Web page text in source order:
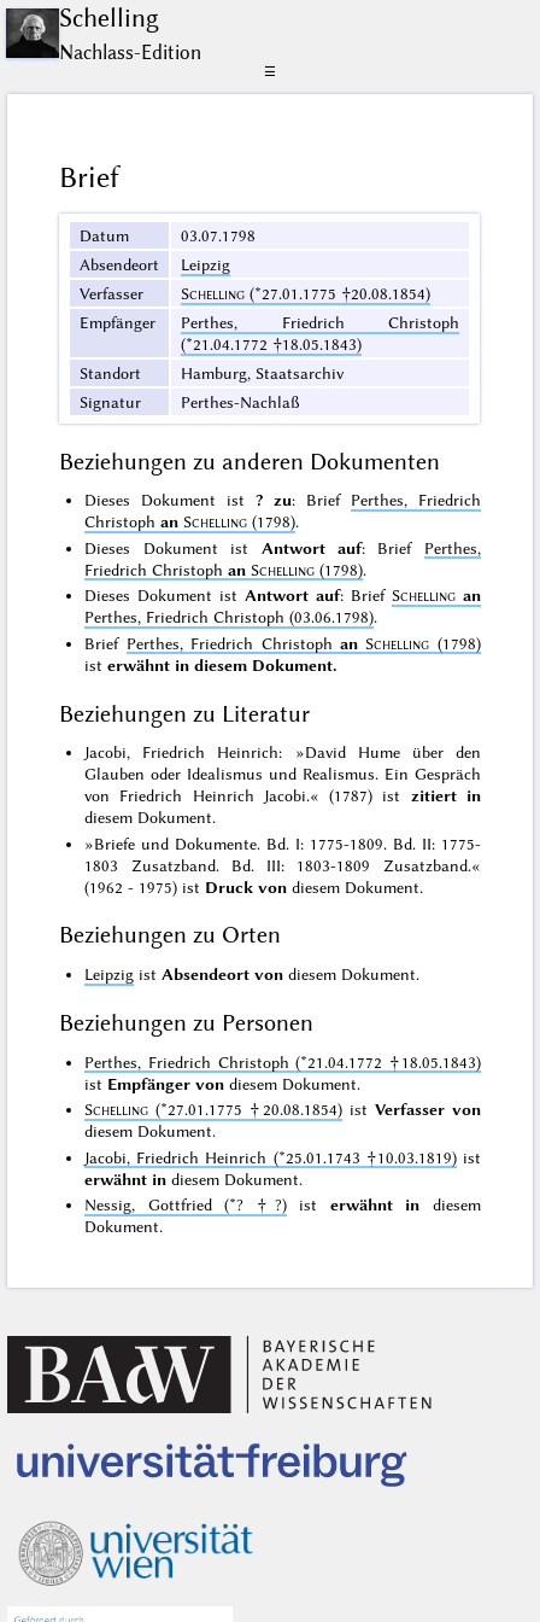
Schelling
Nachlass-Edition
☰
Brief
Datum
03.07.1798
Absendeort
Leipzig
Verfasser
Schelling (*27.01.1775 †20.08.1854)
Empfänger
Perthes, Friedrich Christoph
(*21.04.1772 †18.05.1843)
Standort
Hamburg, Staatsarchiv
Signatur
Perthes-Nachlaß
Beziehungen zu anderen Dokumenten
Dieses Dokument ist ? zu: Brief Perthes, Friedrich
Christophan Schelling (1798).
Dieses Dokument ist Antwort auf: Brief Perthes,
Friedrich Christophan Schelling (1798).
Dieses Dokument istAntwort auf: Brief Schelling an
Perthes, Friedrich Christoph (03.06.1798).
Brief Perthes, Friedrich Christoph an Schelling (1798)
isterwähnt in diesem Dokument.
Beziehungen zu Literatur
Jacobi, Friedrich Heinrich: »David Hume über den
Glauben oder Idealismus und Realismus. Ein Gespräch
von Friedrich Heinrich Jacobi.« (1787) ist zitiert in
diesem Dokument.
»Briefe und Dokumente. Bd. I: 1775-1809. Bd. II: 1775-
1803 Zusatzband. Bd. III: 1803-1809 Zusatzband.«
(1962 - 1975) ist Druck von diesem Dokument.
Beziehungen zu Orten
Leipzig ist Absendeort von diesem Dokument.
Beziehungen zu Personen
Perthes, Friedrich Christoph (*21.04.1772 †18.05.1843)
ist Empfänger von diesem Dokument.
Schelling (*27.01.1775 †20.08.1854)ist Verfasser von
diesem Dokument.
Jacobi, Friedrich Heinrich (*25.01.1743 †10.03.1819)ist
erwähnt in diesem Dokument.
Nessig, Gottfried (*? †?)ist erwähnt in diesem
Dokument.